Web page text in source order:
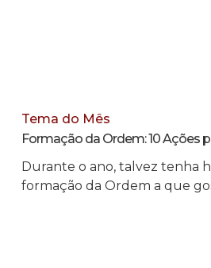
Tema do Mês
Formação da Ordem: 10 Ações
Durante o ano, talvez tenha
formação da Ordem a que